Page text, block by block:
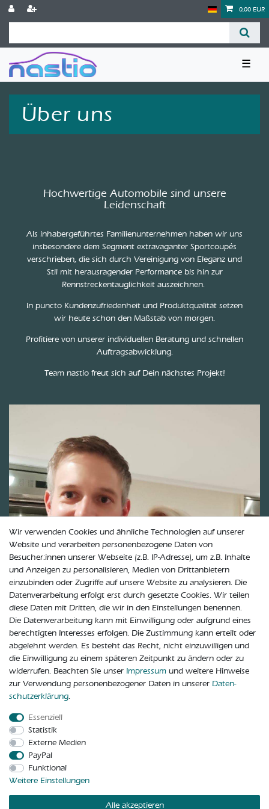
0,00 EUR
☰
Über uns
Hochwertige Automobile sind unsere
Leidenschaft
Als inhabergeführtes Familienunternehmen haben wir uns
insbesondere dem Segment extravaganter Sportcoupés
verschrieben, die sich durch Vereinigung von Eleganz und
Stil mit herausragender Performance bis hin zur
Rennstreckentauglichkeit auszeichnen.
In puncto Kundenzufriedenheit und Produktqualität setzen
wir heute schon den Maßstab von morgen.
Profitiere von unserer individuellen Beratung und schnellen
Auftragsabwicklung.
Team nastio freut sich auf Dein nächstes Projekt!
Widerrufs­recht
Daten­schutz­erklärung
Wir verwenden Cookies und ähnliche Technologien auf unserer
Website und verarbeiten personenbezogene Daten von
Besucher:innen unserer Webseite (z.B. IP-Adresse), um z.B. Inhalte
und Anzeigen zu personalisieren, Medien von Drittanbietern
einzubinden oder Zugriffe auf unsere Website zu analysieren. Die
Datenverarbeitung erfolgt erst durch gesetzte Cookies. Wir teilen
diese Daten mit Dritten, die wir in den Einstellungen benennen.
Die Datenverarbeitung kann mit Einwilligung oder aufgrund eines
berechtigten Interesses erfolgen. Die Zustimmung kann erteilt oder
abgelehnt werden. Es besteht das Recht, nicht einzuwilligen und
die Einwilligung zu einem späteren Zeitpunkt zu ändern oder zu
widerrufen. Beachten Sie unser Impressum und weitere Hinweise
zur Verwendung personenbezogener Daten in unserer Daten­
schutz­erklärung.
Essenziell
Statistik
Externe Medien
PayPal
Funktional
Weitere Einstellungen
Alle akzeptieren